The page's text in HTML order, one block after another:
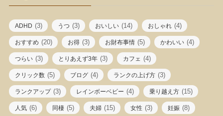
ADHD (3) うつ (3) おいしい (14) おしゃれ (4)
おすすめ (20) お得 (3) お財布事情 (5) かわいい (4)
つらい (3) とりあえず3年 (3) カフェ (4)
クリック数 (5) ブログ (4) ランクの上げ方 (3)
ランクアップ(3) レインボーベビー (4) 乗り越え方 (15)
人気 (6) 同棲 (5) 夫婦 (15) 女性 (3) 妊娠 (8)